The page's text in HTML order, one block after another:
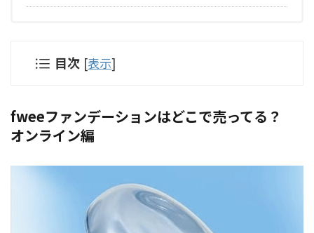
目次 [表示]
fweeファンデーションはどこで売ってる？
オンライン編